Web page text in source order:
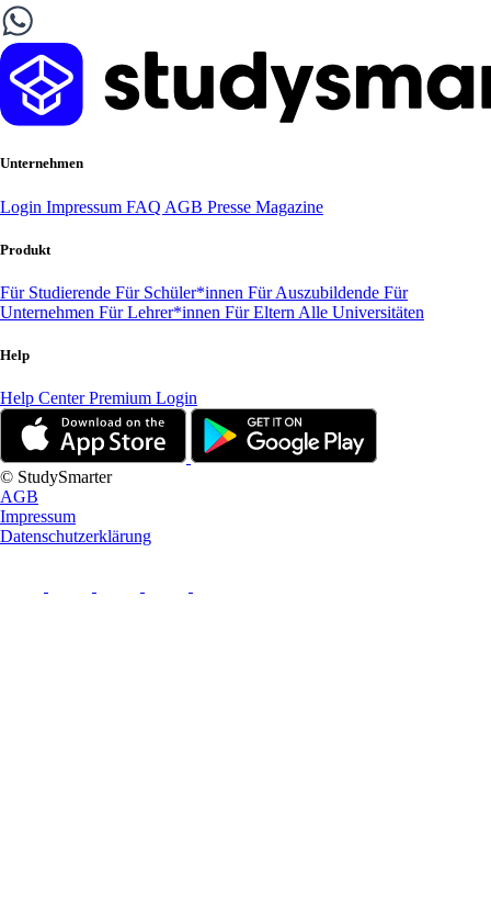
Unternehmen
Login Impressum FAQ AGB Presse Magazine
Produkt
Für Studierende Für Schüler*innen Für Auszubildende Für
Unternehmen Für Lehrer*innen Für Eltern Alle Universitäten
Help
Help CenterPremium Login
© StudySmarter
AGB
Impressum
Datenschutzerklärung